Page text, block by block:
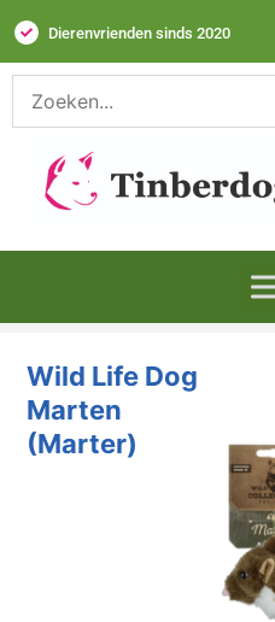
Dierenvrienden sinds 2020
Wild Life Dog
Marten
(Marter)